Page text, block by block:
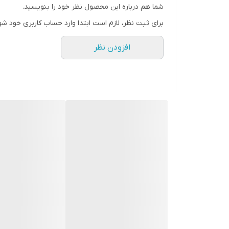
شما هم درباره این محصول نظر خود را بنویسید.
برای ثبت نظر، لازم است ابتدا وارد حساب کاربری خود
افزودن نظر